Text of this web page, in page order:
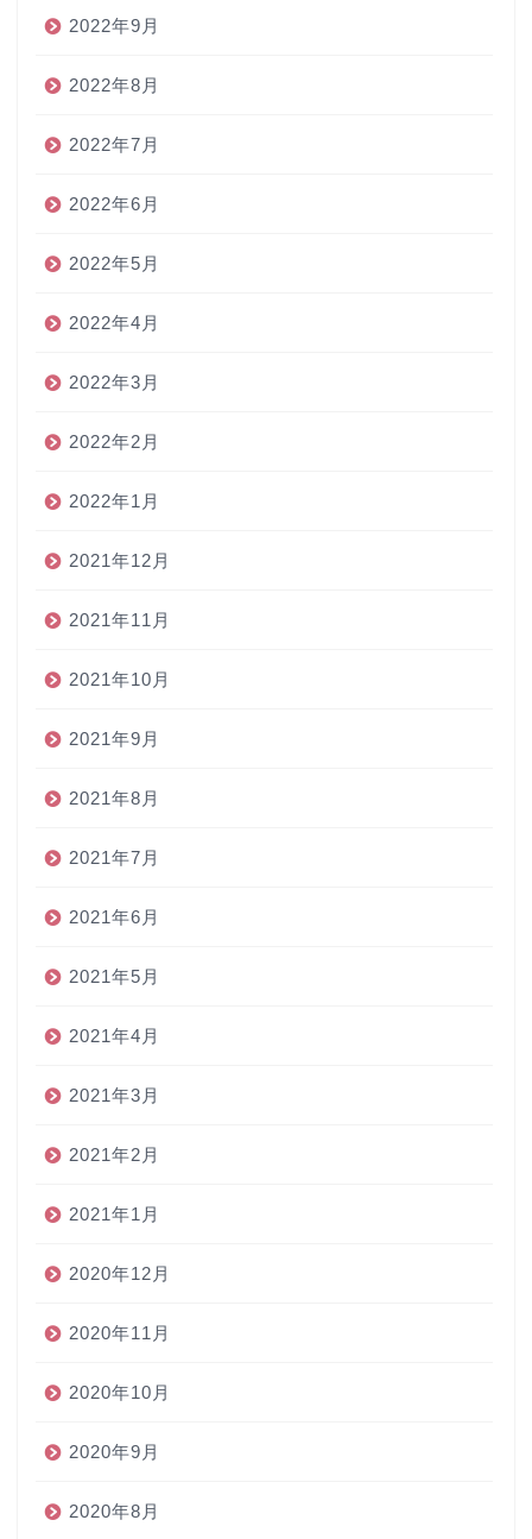
2022年9月
2022年8月
2022年7月
2022年6月
2022年5月
2022年4月
2022年3月
2022年2月
2022年1月
2021年12月
2021年11月
2021年10月
2021年9月
2021年8月
2021年7月
2021年6月
2021年5月
2021年4月
2021年3月
2021年2月
2021年1月
2020年12月
2020年11月
2020年10月
2020年9月
2020年8月